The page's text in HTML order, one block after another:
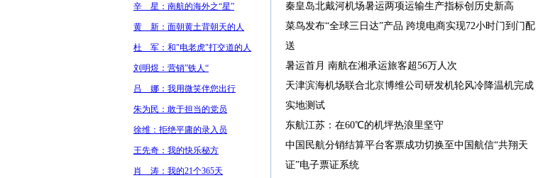
秦皇岛北戴河机场暑运两项运输生产指标创历史新高
菜鸟发布“全球三日达”产品 跨境电商实现72小时门到门配
送
暑运首月 南航在湘承运旅客超56万人次
天津滨海机场联合北京博维公司研发机轮风冷降温机完成
实地测试
东航江苏：在60℃的机坪热浪里坚守
中国民航分销结算平台客票成功切换至中国航信“共翔天
证”电子票证系统